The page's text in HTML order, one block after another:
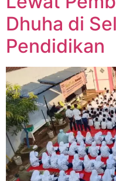
Dhuha di
Pendidikan